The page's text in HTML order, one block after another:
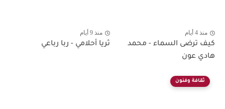
منذ 4 أيام
كيف ترضى السماء - محمد
هادي عون
منذ 9 أيام
ثريا أحلامي - ربا رباعي
ثقافة وفنون